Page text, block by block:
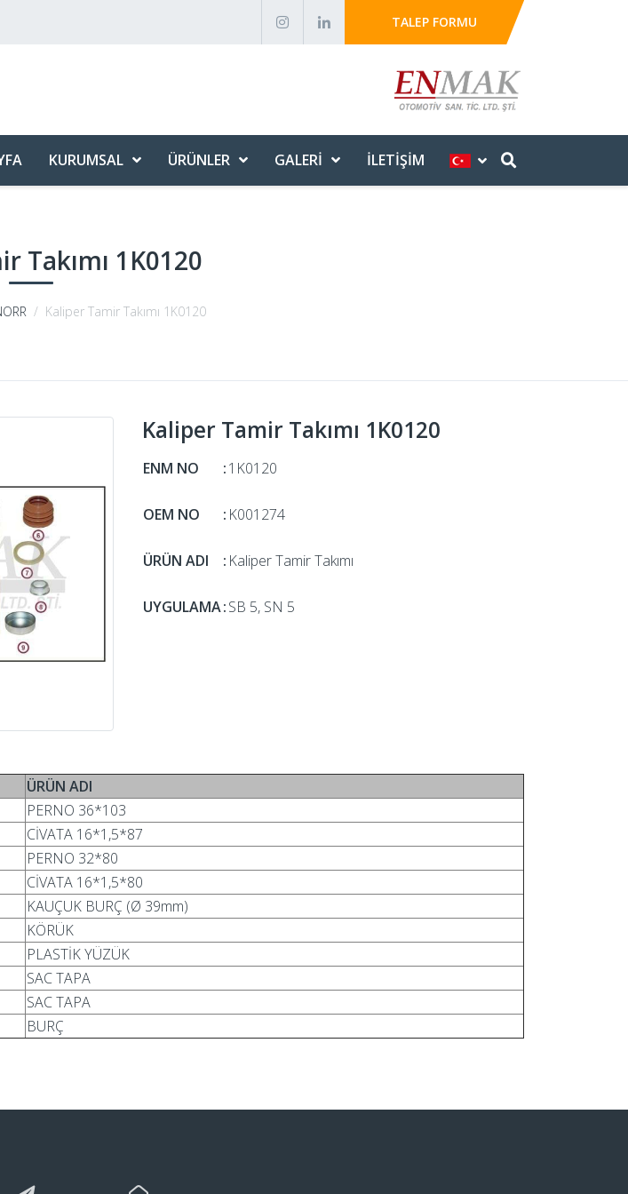
TALEP FORMU
KURUMSAL ÜRÜNLER GALERI İLETIŞIM
Takımı 1K0120
Kaliper Tamir Takımı 1K0120
Kaliper Tamir Takımı 1K0120
ENM NO :1K0120
OEM NO : K001274
ÜRÜN ADI : Kaliper Tamir Takımı
UYGULAMA:SB 5, SN 5
ÜRÜN ADI
PERNO 36*103
CİVATA 16*1,5*87
PERNO 32*80
CİVATA 16*1,5*80
KAUÇUK BURÇ (Ø 39mm)
KÖRÜK
PLASTİK YÜZÜK
SAC TAPA
SAC TAPA
BURÇ